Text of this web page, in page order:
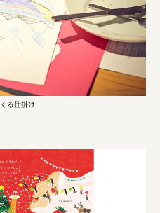
大樹町役場企画商工課航空宇
式会社
る仕掛け